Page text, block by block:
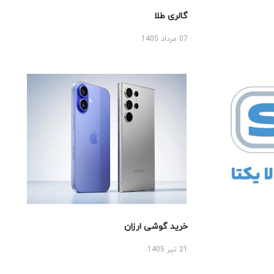
گالری طلا
07 مرداد 1405
خرید گوشی ارزان